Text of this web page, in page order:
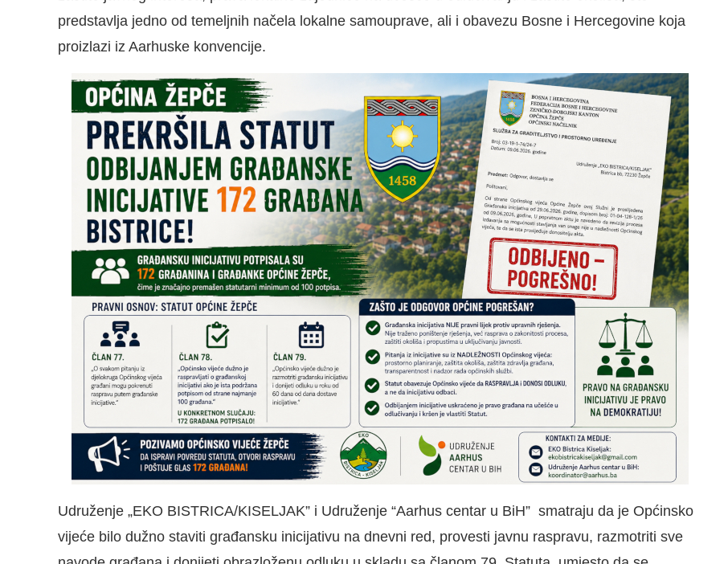
predstavlja jedno od temeljnih načela lokalne samouprave, ali i obavezu Bosne i Hercegovine koja
proizlazi iz Aarhuske konvencije.
Udruženje „EKO BISTRICA/KISELJAK” i Udruženje “Aarhus centar u BiH” smatraju da je Općinsko
vijeće bilo dužno staviti građansku inicijativu na dnevni red, provesti javnu raspravu, razmotriti sve